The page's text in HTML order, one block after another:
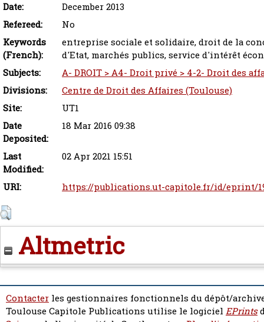
Date:
December 2013
Refereed:
No
Keywords
(French):
entreprise sociale et solidaire, droit de la
d'Etat, marchés publics, service d'intérêt
Subjects:
A- DROIT > A4- Droit privé > 4-2- Droit des
Divisions:
Centre de Droit des Affaires (Toulouse)
Site:
UT1
Date
Deposited:
18 Mar 2016 09:38
Last
Modified:
02 Apr 2021 15:51
URI: https://publications.ut-capitole.fr/id/eprint/
Altmetric
Contacter les gestionnaires fonctionnels du dépôt/
Toulouse Capitole Publications utilise le logiciel EPrints